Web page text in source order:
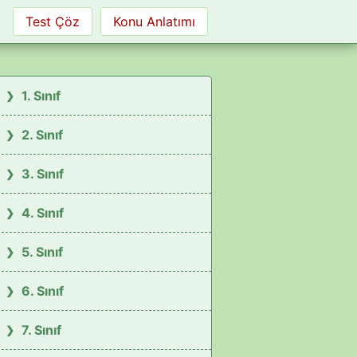
Test Çöz Konu Anlatımı
1. Sınıf
2. Sınıf
3. Sınıf
4. Sınıf
5. Sınıf
6. Sınıf
7. Sınıf